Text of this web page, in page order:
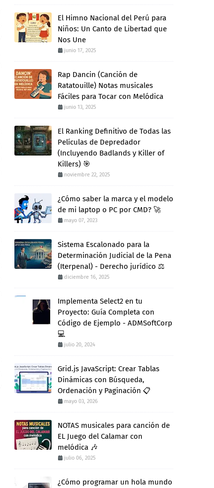
El Himno Nacional del Perú para
Niños: Un Canto de Libertad que
Nos Une
junio 17, 2025
Rap Dancin (Canción de
Ratatouille) Notas musicales
Fáciles para Tocar con Melódica
junio 13, 2025
El Ranking Definitivo de Todas las
Películas de Depredador
(Incluyendo Badlands y Killer of
Killers) 🎯
noviembre 22, 2025
¿Cómo saber la marca y el modelo
de mi laptop o PC por CMD? 🚀
mayo 07, 2023
Sistema Escalonado para la
Determinación Judicial de la Pena
(Iterpenal) - Derecho jurídico ⚖️
diciembre 16, 2025
Implementa Select2 en tu
Proyecto: Guía Completa con
Código de Ejemplo - ADMSoftCorp
💻
julio 20, 2024
Grid.js JavaScript: Crear Tablas
Dinámicas con Búsqueda,
Ordenación y Paginación 📋
mayo 03, 2026
NOTAS musicales para canción de
EL Juego del Calamar con
melódica 🎶
julio 06, 2025
¿Cómo programar un hola mundo